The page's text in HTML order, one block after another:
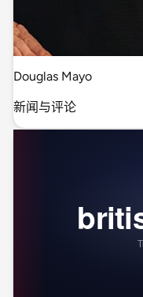
Douglas Mayo
新闻与评论